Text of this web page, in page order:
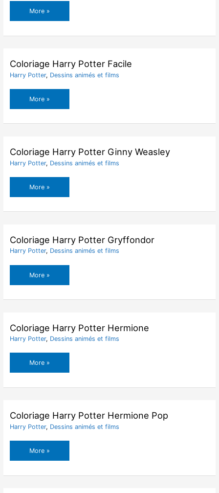
Coloriage
Harry
More »
Coloriage Harry Potter Facile
Harry Potter, Dessins animés et films
Coloriage
Harry
More »
Coloriage Harry Potter Ginny Weasley
Harry Potter, Dessins animés et films
Coloriage
Harry
More »
Coloriage Harry Potter Gryffondor
Harry Potter, Dessins animés et films
Coloriage
Harry
More »
Coloriage Harry Potter Hermione
Harry Potter, Dessins animés et films
Coloriage
Harry
More »
Coloriage Harry Potter Hermione Pop
Harry Potter, Dessins animés et films
Coloriage
Harry
More »